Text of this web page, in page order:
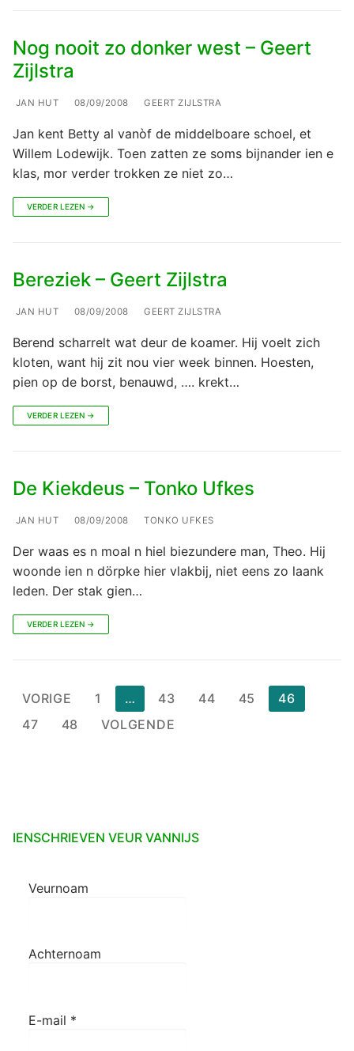
Nog nooit zo donker west – Geert
Zijlstra
JAN HUT 08/09/2008 GEERT ZIJLSTRA
Jan kent Betty al vanòf de middelboare schoel, et
Willem Lodewijk. Toen zatten ze soms bijnander ien e
klas, mor verder trokken ze niet zo…
VERDER LEZEN →
Bereziek – Geert Zijlstra
JAN HUT 08/09/2008 GEERT ZIJLSTRA
Berend scharrelt wat deur de koamer. Hij voelt zich
kloten, want hij zit nou vier week binnen. Hoesten,
pien op de borst, benauwd, …. krekt…
VERDER LEZEN →
De Kiekdeus – Tonko Ufkes
JAN HUT 08/09/2008 TONKO UFKES
Der waas es n moal n hiel biezundere man, Theo. Hij
woonde ien n dörpke hier vlakbij, niet eens zo laank
leden. Der stak gien…
VERDER LEZEN →
Berichten
paginering
VORIGE 1 … 43 44 45
46
47
48 VOLGENDE
IENSCHRIEVEN VEUR VANNIJS
Veurnoam
Achternoam
E-mail *